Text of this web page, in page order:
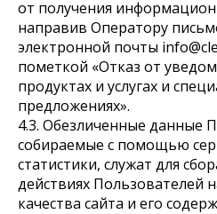
от получения
направив Оператору
электронной почты
пометкой «Отказ от
продуктах и услугах и
предложениях».
4.3. Обезличенные данные
собираемые с помощью
статистики, служат для
действиях Пользователей
качества сайта и его